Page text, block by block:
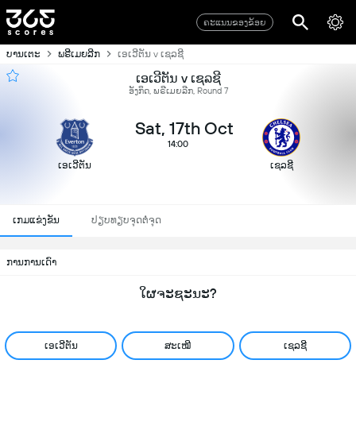
ຄະແນນຂອງຂ້ອຍ
ບານເຕະ ພຣີເມຍລີກ ເອເວີຕັນ v ເຊລຊີ
ເອເວີຕັນ v ເຊລຊີ
ອັງກິດ, ພຣີເມຍລີກ, Round 7
ເອເວີຕັນ
Sat, 17th Oct
14:00
ເຊລຊີ
ເກມແຂ່ງຂັນ ປຽບທຽບຈຸດຕໍ່ຈຸດ
ການການເດົາ
ໃຜຈະຊະນະ?
ເອເວີຕັນ ສະເໝີ ເຊລຊີ